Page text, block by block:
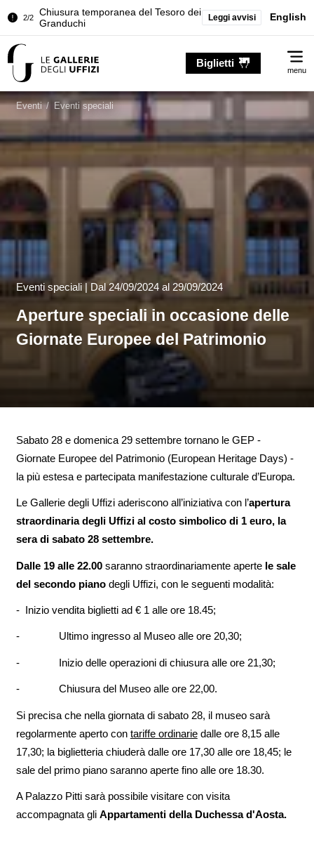
2/2
Chiusura temporanea del Tesoro dei
Granduchi
della Sala dell'Iliade
Granduchi
Leggi avvisi English
Biglietti
menu
Eventi / Eventi speciali
Eventi speciali | Dal 24/09/2024 al 29/09/2024
Aperture speciali in occasione delle
Giornate Europee del Patrimonio
Sabato 28 e domenica 29 settembre tornano le GEP -
Giornate Europee del Patrimonio (European Heritage Days) -
la più estesa e partecipata manifestazione culturale d’Europa.
Le Gallerie degli Uffizi aderiscono all’iniziativa con l’apertura
straordinaria degli Uffizi al costo simbolico di 1 euro, la
sera di sabato 28 settembre.
Dalle 19 alle 22.00saranno straordinariamente aperte le sale
del secondo pianodegli Uffizi, con le seguenti modalità:
- Inizio vendita biglietti ad € 1 alle ore 18.45;
- Ultimo ingresso al Museo alle ore 20,30;
- Inizio delle operazioni di chiusura alle ore 21,30;
- Chiusura del Museo alle ore 22,00.
Si precisa che nella giornata di sabato 28, il museo sarà
regolarmente aperto con tariffe ordinariedalle ore 8,15 alle
17,30; la biglietteria chiuderà dalle ore 17,30 alle ore 18,45; le
sale del primo piano saranno aperte fino alle ore 18.30.
A Palazzo Pitti sarà possibile visitare con visita
accompagnata gli Appartamenti della Duchessa d'Aosta.